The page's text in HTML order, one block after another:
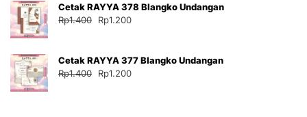
Rp1.400. adalah:
Cetak RAYYA 378 Blangko Undangan
Rp1.400
Harga
Rp1.400.
Rp1.200
adalah:
Cetak RAYYA 377 Blangko Undangan
Rp1.400
Harga
Rp1.200